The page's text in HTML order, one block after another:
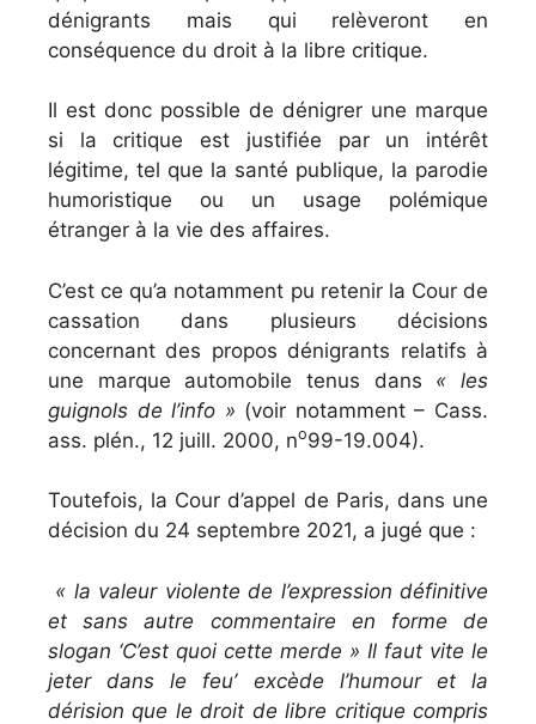
dénigrants mais qui relèveront en
conséquence du droit à la libre critique.
Il est donc possible de dénigrer une marque
si la critique est justifiée par un intérêt
légitime, tel que la santé publique, la parodie
humoristique ou un usage polémique
étranger à la vie des affaires.
C’est ce qu’a notamment pu retenir la Cour de
cassation dans plusieurs décisions
concernant des propos dénigrants relatifs à
une marque automobile tenus dans « les
guignols de l’info » (voir notamment – Cass.
ass. plén., 12 juill. 2000, no99-19.004).
Toutefois, la Cour d’appel de Paris, dans une
décision du 24 septembre 2021, a jugé que :
« la valeur violente de l’expression définitive
et sans autre commentaire en forme de
slogan ‘C’est quoi cette merde » Il faut vite le
jeter dans le feu’ excède l’humour et la
dérision que le droit de libre critique compris